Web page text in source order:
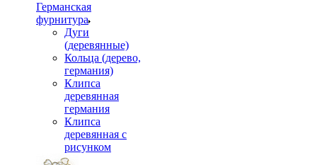
Германская
фурнитура
Дуги
(деревянные)
Кольца (дерево,
германия)
Клипса
деревянная
германия
Клипса
деревянная с
рисунком